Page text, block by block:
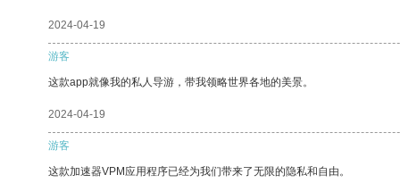
2024-04-19
游客
这款app就像我的私人导游，带我领略世界各地的美景。
2024-04-19
游客
这款加速器VPM应用程序已经为我们带来了无限的隐私和自由。